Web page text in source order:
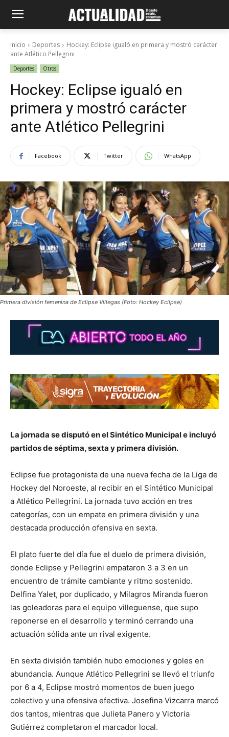
Inicio Deportes
Hockey: Eclipse igualó en primera y mostró carácter
ante Atlético Pellegrini
Deportes Otros
Hockey: Eclipse igualó en
primera y mostró carácter
ante Atlético Pellegrini
Facebook Twitter WhatsApp
Primera división femenina de Eclipse Villegas (Foto: Hockey Eclipse)
La jornada se disputó en el Sintético Municipal e incluyó
partidos de séptima, sexta y primera división.
Eclipse fue protagonista de una nueva fecha de la Liga de
Hockey del Noroeste, al recibir en el Sintético Municipal
a Atlético Pellegrini. La jornada tuvo acción en tres
categorías, con un empate en primera división y una
destacada producción ofensiva en sexta.
El plato fuerte del día fue el duelo de primera división,
donde Eclipse y Pellegrini empataron 3 a 3 en un
encuentro de trámite cambiante y ritmo sostenido.
Delfina Yalet, por duplicado, y Milagros Miranda fueron
las goleadoras para el equipo villeguense, que supo
reponerse en el desarrollo y terminó cerrando una
actuación sólida ante un rival exigente.
En sexta división también hubo emociones y goles en
abundancia. Aunque Atlético Pellegrini se llevó el triunfo
por 6 a 4, Eclipse mostró momentos de buen juego
colectivo y una ofensiva efectiva. Josefina Vizcarra marcó
dos tantos, mientras que Julieta Panero y Victoria
Gutiérrez completaron el marcador local.